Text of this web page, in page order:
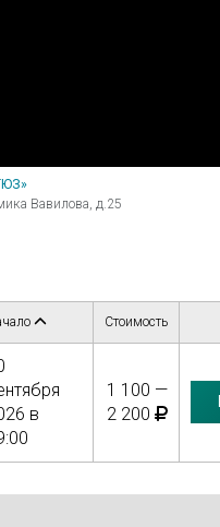
Вавилова, д.25
Стоимость
в
1 100 —
2 200